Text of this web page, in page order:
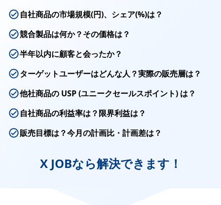
自社商品の市場規模(円)、シェア(%)は？
競合製品は何か？その価格は？
半年以内に顧客と会ったか？
ターゲットユーザーはどんな人？実際の販売層は？
他社商品の USP (ユニークセールスポイント) は？
自社商品の利益率は？限界利益は？
販売目標は？今月の計画比・計画差は？
X JOBなら解決できます！